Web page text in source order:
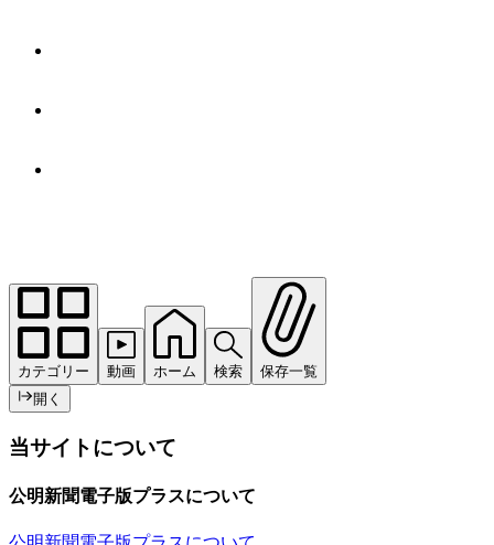
カテゴリー 動画 ホーム 検索
保存一覧
開く
当サイトについて
公明新聞電子版プラスについて